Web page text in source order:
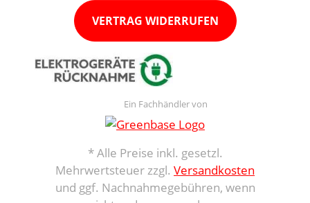
VERTRAG WIDERRUFEN
Ein Fachhändler von
* Alle Preise inkl. gesetzl.
Mehrwertsteuer zzgl. Versandkosten
und ggf. Nachnahmegebühren, wenn